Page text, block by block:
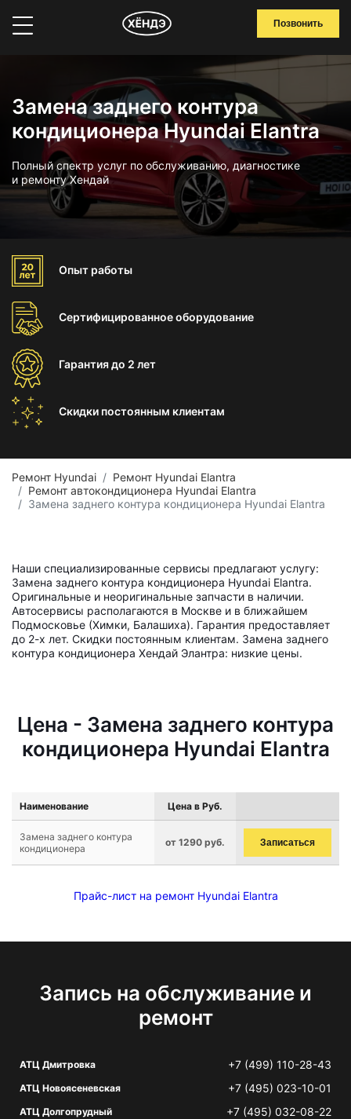
Позвонить
Замена заднего контура
кондиционера Hyundai Elantra
Полный спектр услуг по обслуживанию, диагностике
и ремонту Хендай
Опыт работы
Сертифицированноеоборудование
Гарантиядо 2 лет
Скидки постоянным клиентам
Ремонт Hyundai
Ремонт Hyundai Elantra
Ремонт автокондиционера Hyundai Elantra
Замена заднего контура кондиционера Hyundai Elantra
Наши специализированные сервисы предлагают услугу:
Замена заднего контура кондиционера Hyundai Elantra.
Оригинальные и неоригинальные запчасти в наличии.
Автосервисы располагаются в Москве и в ближайшем
Подмосковье (Химки, Балашиха). Гарантия предоставляет
до 2-х лет. Скидки постоянным клиентам. Замена заднего
контура кондиционера Хендай Элантра: низкие цены.
Цена - Замена заднего контура
кондиционера Hyundai Elantra
Наименование Цена в Руб.
Замена заднего контура
кондиционера
от 1290 руб. Записаться
Прайс-лист на ремонт Hyundai Elantra
Запись на обслуживание и
ремонт
АТЦ Дмитровка +7 (499) 110-28-43
АТЦ Новоясеневская +7 (495) 023-10-01
АТЦ Долгопрудный +7 (495) 032-08-22